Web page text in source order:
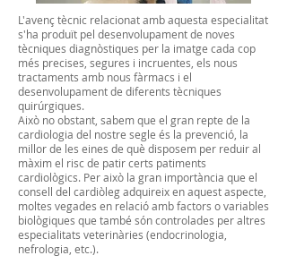
L'avenç tècnic relacionat amb aquesta especialitat
s'ha produït pel desenvolupament de noves
tècniques diagnòstiques per la imatge cada cop
més precises, segures i incruentes, els nous
tractaments amb nous fàrmacs i el
desenvolupament de diferents tècniques
quirúrgiques.
Això no obstant, sabem que el gran repte de la
cardiologia del nostre segle és la prevenció, la
millor de les eines de què disposem per reduir al
màxim el risc de patir certs patiments
cardiològics. Per això la gran importància que el
consell del cardiòleg adquireix en aquest aspecte,
moltes vegades en relació amb factors o variables
biològiques que també són controlades per altres
especialitats veterinàries (endocrinologia,
nefrologia, etc.).